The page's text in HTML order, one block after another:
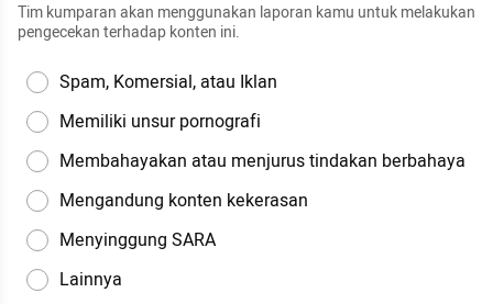
Tim kumparan akan menggunakan laporan kamu untuk melakukan
pengecekan terhadap konten ini.
Spam, Komersial, atau Iklan
Memiliki unsur pornografi
Membahayakan atau menjurus tindakan berbahaya
Mengandung konten kekerasan
Menyinggung SARA
Lainnya